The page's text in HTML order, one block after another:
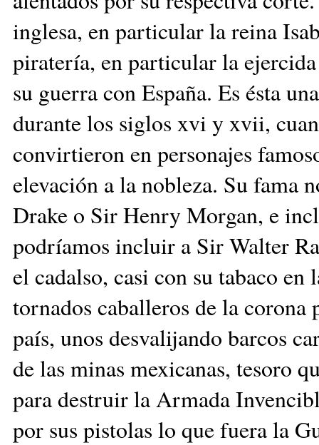
inglesa, en particular la reina
piratería, en particular la
su guerra con España. Es ésta
durante los siglos xvi y xvii,
convirtieron en personajes
elevación a la nobleza. Su fama
Drake o Sir Henry Morgan, e
podríamos incluir a Sir Walter
el cadalso, casi con su tabaco en
tornados caballeros de la corona
país, unos desvalijando barcos
de las minas mexicanas, tesoro
para destruir la Armada
por sus pistolas lo que fuera la